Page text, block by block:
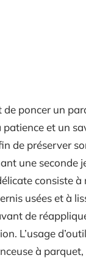
de poncer un
patience et un
de préserver
une seconde
consiste à
usées et à
de
L’usage
à